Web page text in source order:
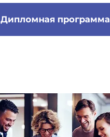
Дипломная программа